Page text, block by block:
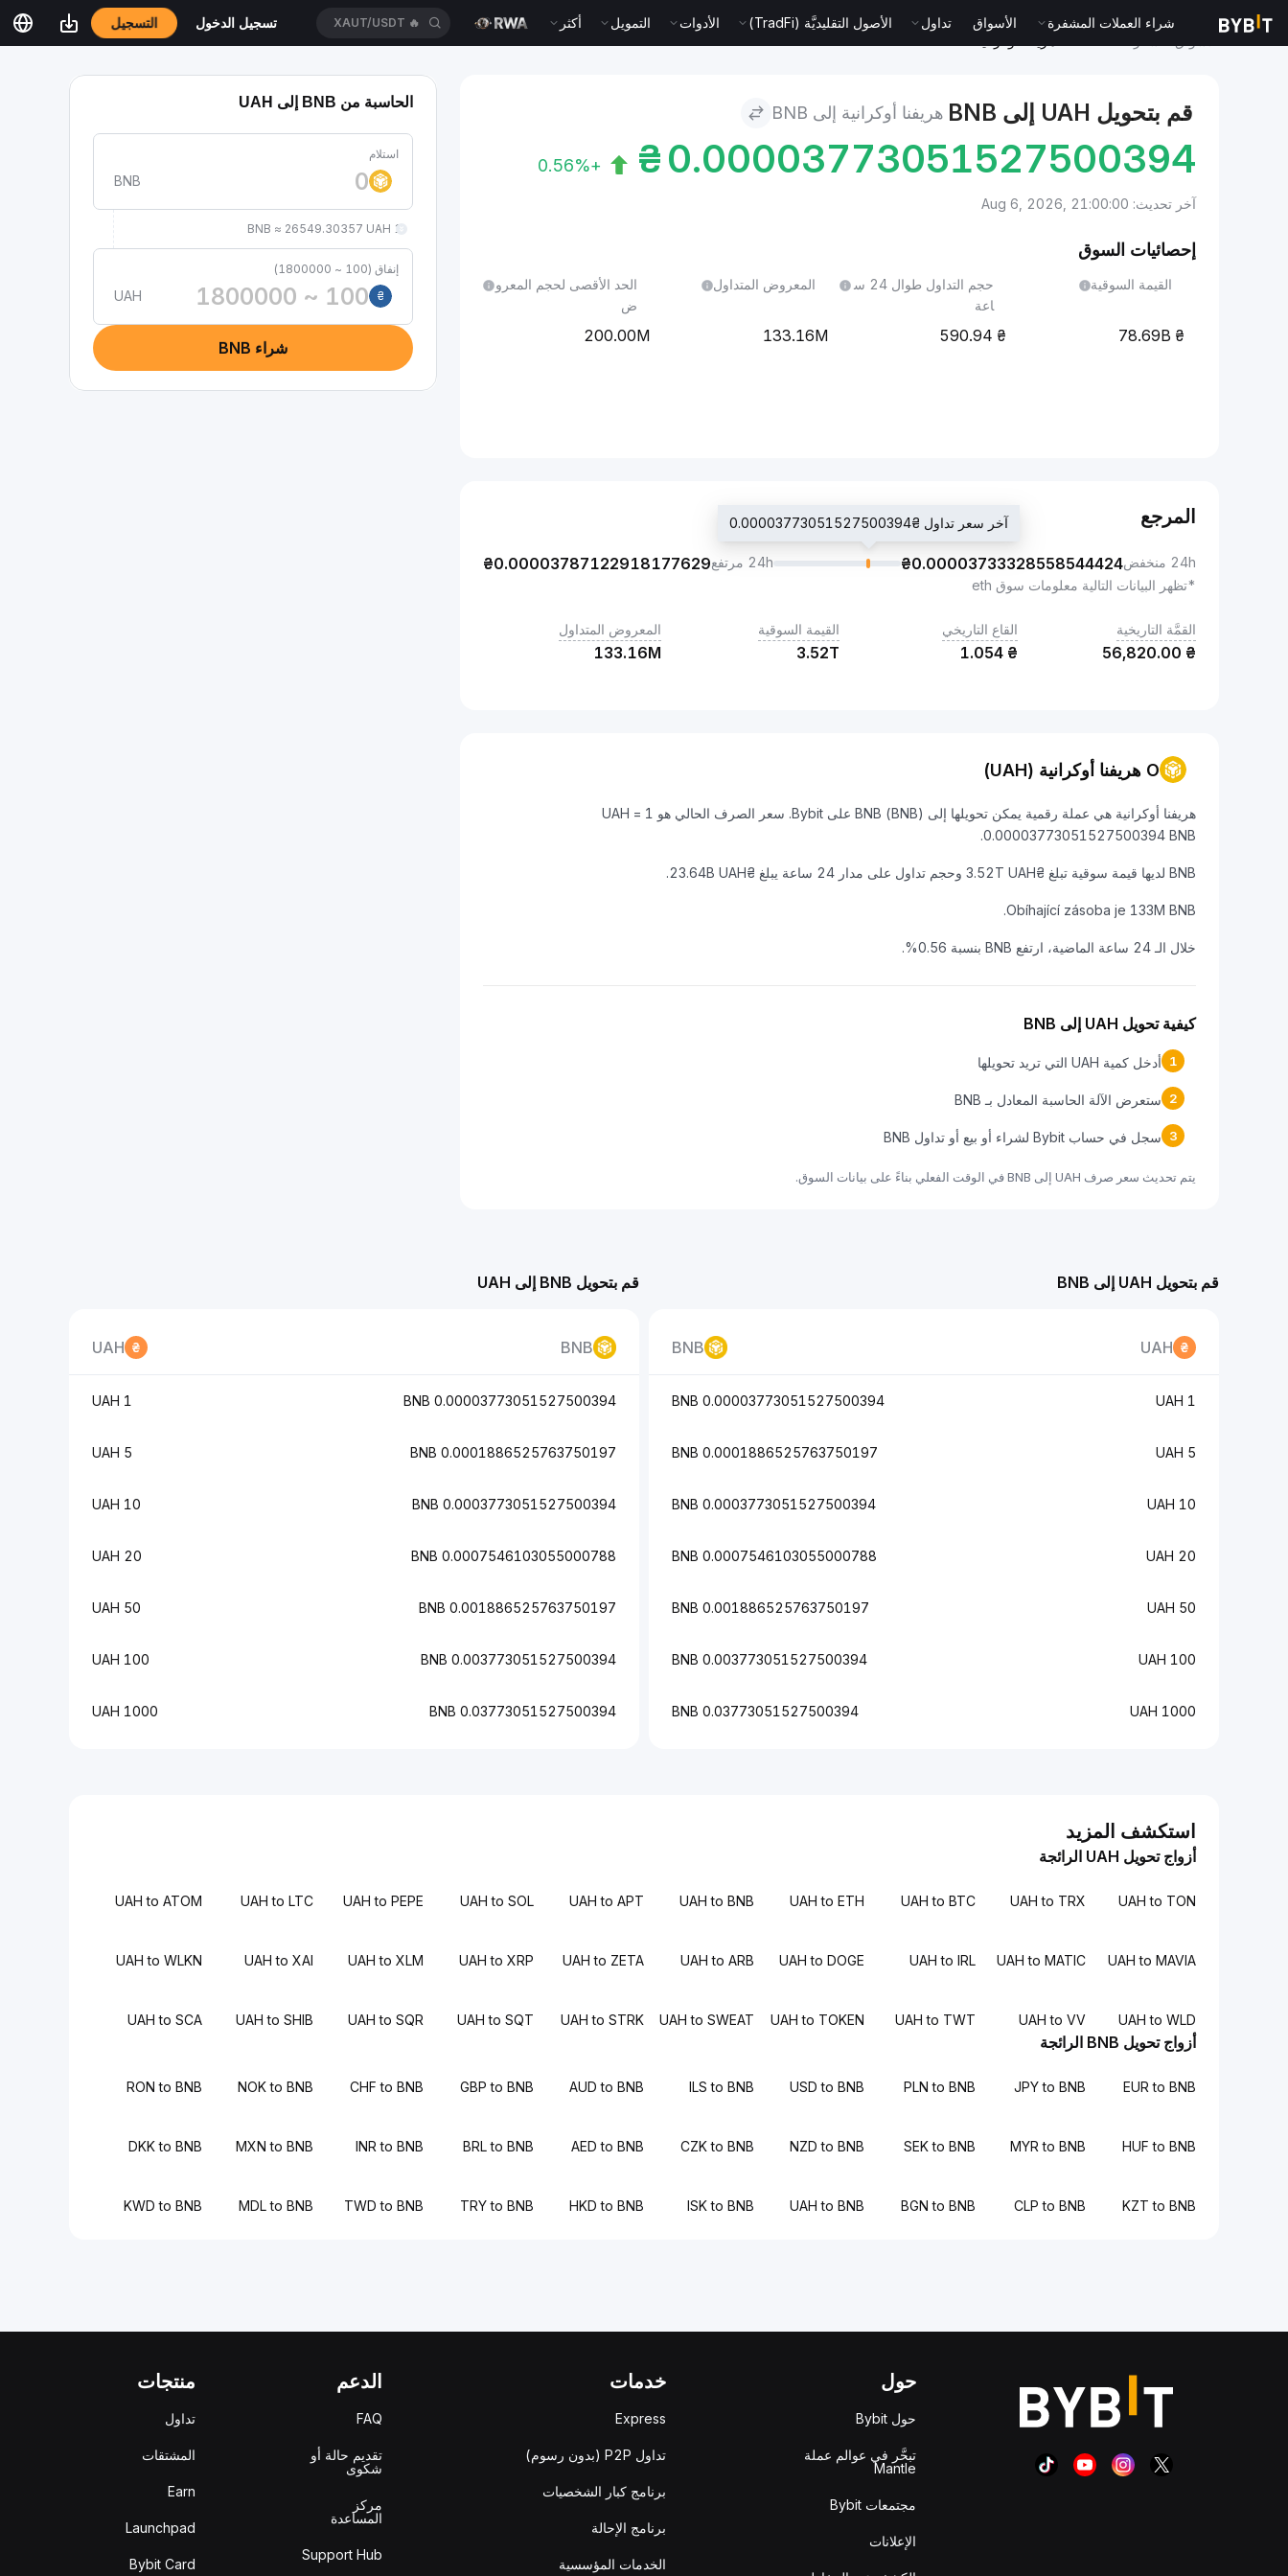
شراء العملات المشفرة الأسواق تداول الأصول التقليديَّة (TradFi) الأدوات التمويل أكثر 🔥
XAUT/USDT تسجيل الدخول التسجيل
قم بتحويل UAH إلى BNB هريفنا أوكرانية إلى BNB
₴0.00003773051527500394
+0.56%
آخر تحديث: Aug 6, 2026, 21:00:00
إحصائيات السوق
القيمة السوقية
78.69B
حجم التداول طوال 24 س
اعة
590.94
المعروض المتداول
133.16M
الحد الأقصى لحجم المعرو
ض
200.00M
المرجع
24h منخفض ₴0.00003733328558544424
آخر سعر تداول ₴0.00003773051527500394
24h مرتفع ₴0.00003787122918177629
*تظهر البيانات التالية معلومات سوق eth
القمَّة التاريخية
₴
56,820.00
القاع التاريخي
₴
1.054
القيمة السوقية
3.52T
المعروض المتداول
133.16M
O هريفنا أوكرانية (UAH)
هريفنا أوكرانية هي عملة رقمية يمكن تحويلها إلى BNB (BNB) على Bybit. سعر الصرف الحالي هو 1 UAH =
0.00003773051527500394 BNB.
BNB لديها قيمة سوقية تبلغ ₴3.52T UAH وحجم تداول على مدار 24 ساعة يبلغ ₴23.64B UAH.
Obíhající zásoba je 133M BNB.
خلال الـ 24 ساعة الماضية، ارتفع BNB بنسبة 0.56%.
كيفية تحويل UAH إلى BNB
1 أدخل كمية UAH التي تريد تحويلها
2 ستعرض الآلة الحاسبة المعادل بـ BNB
3 سجل في حساب Bybit لشراء أو بيع أو تداول BNB
يتم تحديث سعر صرف UAH إلى BNB في الوقت الفعلي بناءً على بيانات السوق.
الحاسبة من BNB إلى UAH
استلام
BNB
1 BNB ≈ 26549.30357 UAH
إنفاق (100 ~ 1800000)
₴
UAH
شراء BNB
قم بتحويل BNB إلى UAH
BNB
UAH
0.00003773051527500394 BNB
1 UAH
0.0001886525763750197 BNB
5 UAH
0.0003773051527500394 BNB
10 UAH
0.0007546103055000788 BNB
20 UAH
0.001886525763750197 BNB
50 UAH
0.003773051527500394 BNB
100 UAH
0.03773051527500394 BNB
1000 UAH
قم بتحويل UAH إلى BNB
UAH
BNB
1 UAH
0.00003773051527500394 BNB
5 UAH
0.0001886525763750197 BNB
10 UAH
0.0003773051527500394 BNB
20 UAH
0.0007546103055000788 BNB
50 UAH
0.001886525763750197 BNB
100 UAH
0.003773051527500394 BNB
1000 UAH
0.03773051527500394 BNB
استكشف المزيد
أزواج تحويل UAH الرائجة
UAH to TON
UAH to TRX
UAH to BTC
UAH to ETH
UAH to BNB
UAH to APT
UAH to SOL
UAH to PEPE
UAH to LTC
UAH to ATOM
UAH to MAVIA
UAH to MATIC
UAH to IRL
UAH to DOGE
UAH to ARB
UAH to ZETA
UAH to XRP
UAH to XLM
UAH to XAI
UAH to WLKN
UAH to WLD
UAH to VV
UAH to TWT
UAH to TOKEN
UAH to SWEAT
UAH to STRK
UAH to SQT
UAH to SQR
UAH to SHIB
UAH to SCA
أزواج تحويل BNB الرائجة
EUR to BNB
JPY to BNB
PLN to BNB
USD to BNB
ILS to BNB
AUD to BNB
GBP to BNB
CHF to BNB
NOK to BNB
RON to BNB
HUF to BNB
MYR to BNB
SEK to BNB
NZD to BNB
CZK to BNB
AED to BNB
BRL to BNB
INR to BNB
MXN to BNB
DKK to BNB
KZT to BNB
CLP to BNB
BGN to BNB
UAH to BNB
ISK to BNB
HKD to BNB
TRY to BNB
TWD to BNB
MDL to BNB
KWD to BNB
حول
حول Bybit
تبحَّر في عوالم عملة
Mantle
مجتمعات Bybit
الإعلانات
خدمات
Express
تداول P2P (بدون رسوم)
برنامج كبار الشخصيات
برنامج الإحالة
الخدمات المؤسسية
الدعم
FAQ
تقديم حالة أو
شكوى
مركز
المساعدة
Support Hub
منتجات
تداول
المشتقات
Earn
Launchpad
Bybit Card